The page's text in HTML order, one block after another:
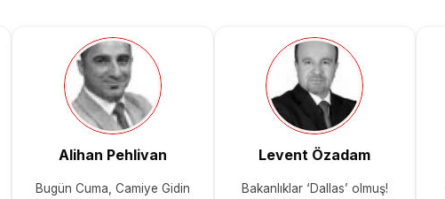
Alihan Pehlivan
Bugün Cuma, Camiye Gidin
Levent Özadam
Bakanlıklar ‘Dallas’ olmuş!